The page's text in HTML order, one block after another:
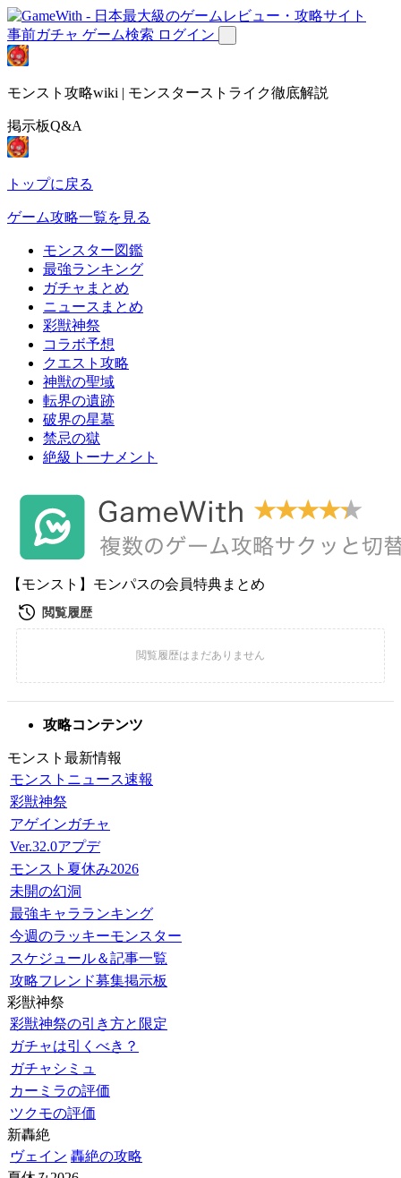
事前ガチャ ゲーム検索 ログイン
モンスト攻略wiki | モンスターストライク徹底解説
掲示板Q&A
トップに戻る
ゲーム攻略一覧を見る
モンスター図鑑
最強ランキング
ガチャまとめ
ニュースまとめ
彩獣神祭
コラボ予想
クエスト攻略
神獣の聖域
転界の遺跡
破界の星墓
禁忌の獄
絶級トーナメント
【モンスト】モンパスの会員特典まとめ
攻略コンテンツ
モンスト最新情報
モンストニュース速報
彩獣神祭
アゲインガチャ
Ver.32.0アプデ
モンスト夏休み2026
未開の幻洞
最強キャラランキング
今週のラッキーモンスター
スケジュール＆記事一覧
攻略フレンド募集掲示板
彩獣神祭
彩獣神祭の引き方と限定
ガチャは引くべき？
ガチャシミュ
カーミラの評価
ツクモの評価
新轟絶
ヴェイン 轟絶の攻略